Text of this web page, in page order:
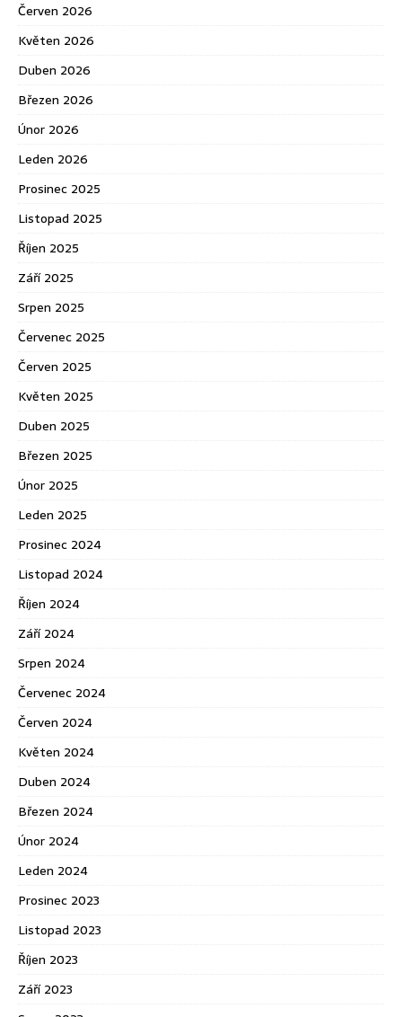
Červen 2026
Květen 2026
Duben 2026
Březen 2026
Únor 2026
Leden 2026
Prosinec 2025
Listopad 2025
Říjen 2025
Září 2025
Srpen 2025
Červenec 2025
Červen 2025
Květen 2025
Duben 2025
Březen 2025
Únor 2025
Leden 2025
Prosinec 2024
Listopad 2024
Říjen 2024
Září 2024
Srpen 2024
Červenec 2024
Červen 2024
Květen 2024
Duben 2024
Březen 2024
Únor 2024
Leden 2024
Prosinec 2023
Listopad 2023
Říjen 2023
Září 2023